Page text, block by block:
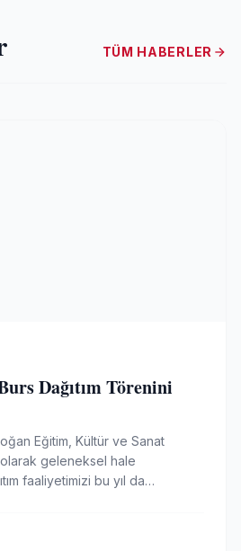
TÜM HABERLER
Dağıtım Törenini
Eğitim, Kültür ve Sanat
geleneksel hale
faaliyetimizi bu yıl da